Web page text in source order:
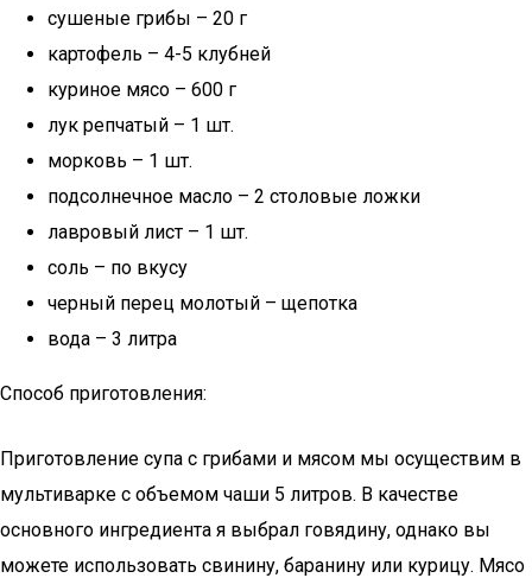
сушеные грибы – 20 г
картофель – 4-5 клубней
куриное мясо – 600 г
лук репчатый – 1 шт.
морковь – 1 шт.
подсолнечное масло – 2 столовые ложки
лавровый лист – 1 шт.
соль – по вкусу
черный перец молотый – щепотка
вода – 3 литра
Способ приготовления:
Приготовление супа с грибами и мясом мы осуществим в
мультиварке с объемом чаши 5 литров. В качестве
основного ингредиента я выбрал говядину, однако вы
можете использовать свинину, баранину или курицу. Мясо